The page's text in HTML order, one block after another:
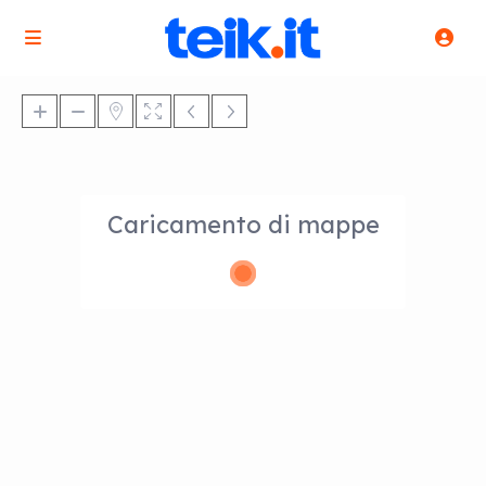
Caricamento di mappe